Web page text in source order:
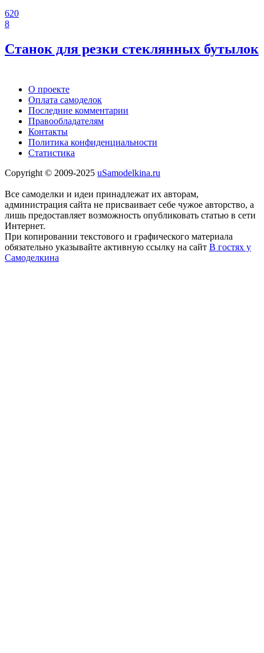
620
8
Станок для резки стеклянных бутылок
О проекте
Оплата самоделок
Последние комментарии
Правообладателям
Контакты
Политика конфиденциальности
Статистика
Copyright © 2009-2025 uSamodelkina.ru
Все самоделки и идеи принадлежат их авторам,
администрация сайта не присваивает себе чужое авторство, а
лишь предоставляет возможность опубликовать статью в сети
Интернет.
При копировании текстового и графического материала
обязательно указывайте активную ссылку на сайт В гостях у
Самоделкина